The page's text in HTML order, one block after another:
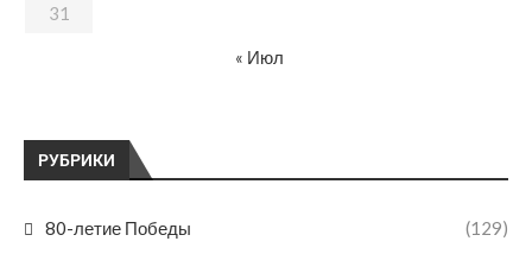
РУБРИКИ
80-летие Победы (129)
31
« Июл